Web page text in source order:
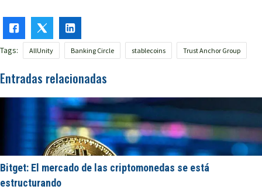
Tags: AllUnity Banking Circle stablecoins Trust Anchor Group
Entradas relacionadas
Bitget: El mercado de las criptomonedas se está
estructurando